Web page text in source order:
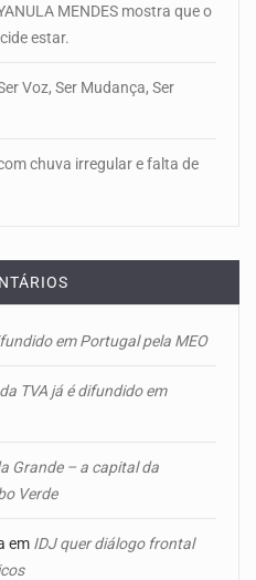
MENDES mostra que o
estar.
Voz, Ser Mudança, Ser
chuva irregular e falta de
em Portugal pela MEO
TVA já é difundido em
Grande – a capital da
Verde
em IDJ quer diálogo frontal